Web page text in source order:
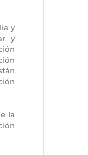
y
y
la